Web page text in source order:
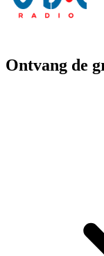
Ontvang de